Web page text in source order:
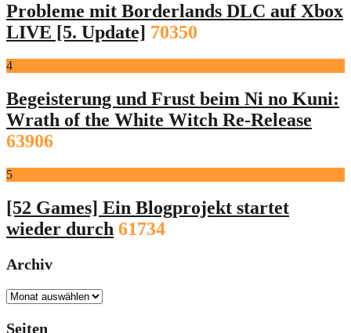
Probleme mit Borderlands DLC auf Xbox
LIVE [5. Update] 70350
4
Begeisterung und Frust beim Ni no Kuni:
Wrath of the White Witch Re-Release
63906
5
[52 Games] Ein Blogprojekt startet
wieder durch 61734
Archiv
Archiv
Seiten